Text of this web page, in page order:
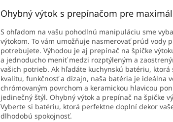
Ohybný výtok s prepínačom pre
S ohľadom na vašu pohodlnú manipuláciu sme
výtokom. To vám umožňuje nasmerovať prúd vody
potrebujete. Výhodou je aj prepínač na špičke
a jednoducho meniť medzi rozptýleným a
vašich potrieb. Ak hľadáte kuchynskú batériu, ktorá
kvalitu, funkčnosť a dizajn, naša batéria je ideálna
chrómovaným povrchom a keramickou hlavicou
jedinečný štýl. Ohybný výtok a prepínač na špičke
Vyberte si batériu, ktorá perfektne doplní dekor
dlhodobú spokojnosť.